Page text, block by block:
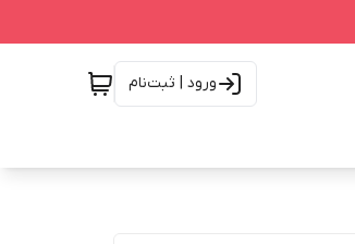
ورود | ثبت‌نام